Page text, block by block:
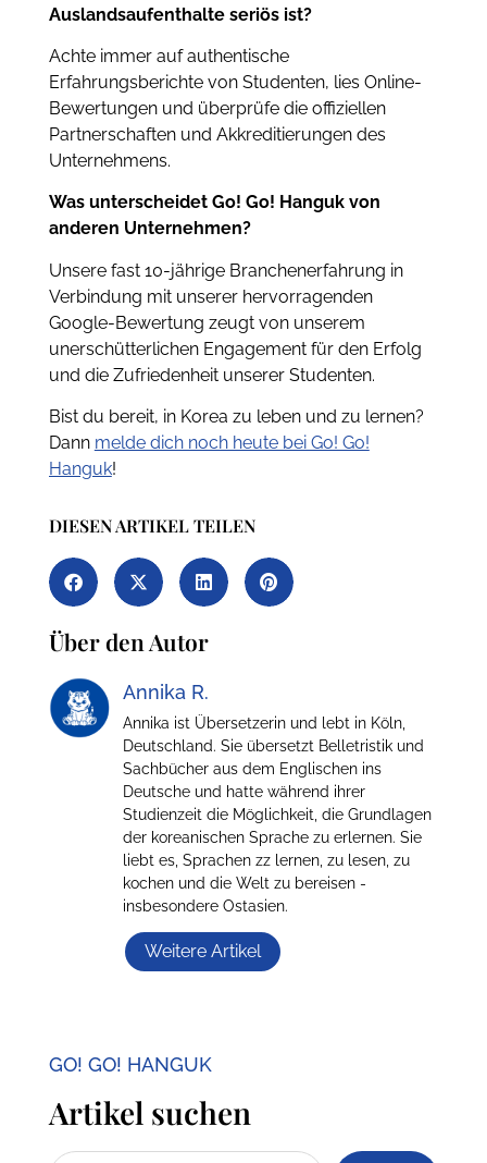
Auslandsaufenthalte seriös ist?
Achte immer auf authentische
Erfahrungsberichte von Studenten, lies Online-
Bewertungen und überprüfe die offiziellen
Partnerschaften und Akkreditierungen des
Unternehmens.
Was unterscheidet Go! Go! Hanguk von
anderen Unternehmen?
Unsere fast 10-jährige Branchenerfahrung in
Verbindung mit unserer hervorragenden
Google-Bewertung zeugt von unserem
unerschütterlichen Engagement für den Erfolg
und die Zufriedenheit unserer Studenten.
Bist du bereit, in Korea zu leben und zu lernen?
Dann melde dich noch heute bei Go! Go!
Hanguk!
DIESEN ARTIKEL TEILEN
Über den Autor
Annika R.
Annika ist Übersetzerin und lebt in Köln,
Deutschland. Sie übersetzt Belletristik und
Sachbücher aus dem Englischen ins
Deutsche und hatte während ihrer
Studienzeit die Möglichkeit, die Grundlagen
der koreanischen Sprache zu erlernen. Sie
liebt es, Sprachen zz lernen, zu lesen, zu
kochen und die Welt zu bereisen -
insbesondere Ostasien.
Weitere Artikel
GO! GO! HANGUK
Artikel suchen